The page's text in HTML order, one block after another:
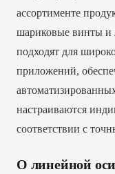
ассортименте
шариковые винты и
подходят для
приложений,
настраиваются
соответствии с
О линейной